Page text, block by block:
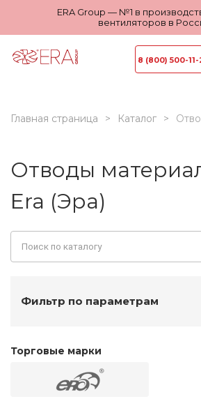
ERA Group — №1 в
вентиляторов в
8 (800) 500-11-
Главная страница Каталог
Отводы
Era (Эра)
Фильтр по параметрам
Торговые марки